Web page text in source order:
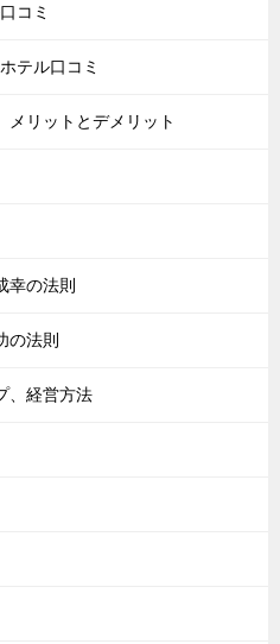
コミ
テル口コミ
メリットとデメリット
幸の法則
の法則
、経営方法